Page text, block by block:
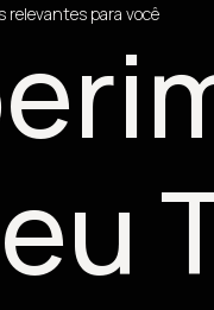
relevantes para você